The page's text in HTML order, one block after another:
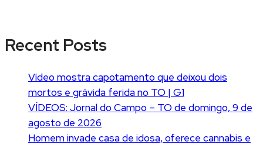
Recent Posts
Vídeo mostra capotamento que deixou dois
mortos e grávida ferida no TO | G1
VÍDEOS: Jornal do Campo – TO de domingo, 9 de
agosto de 2026
Homem invade casa de idosa, oferece cannabis e